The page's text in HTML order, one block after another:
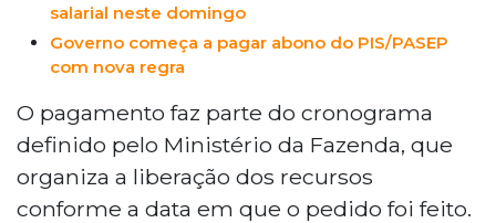
salarial neste domingo
Governo começa a pagar abono do PIS/PASEP
com nova regra
O pagamento faz parte do cronograma
definido pelo Ministério da Fazenda, que
organiza a liberação dos recursos
conforme a data em que o pedido foi feito.